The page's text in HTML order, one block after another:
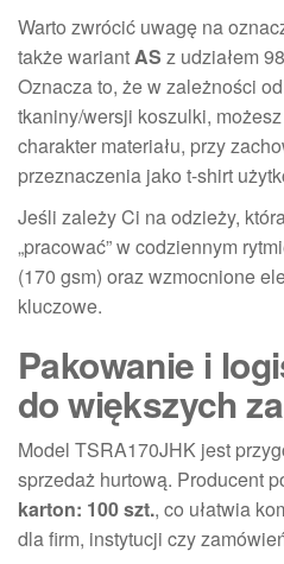
Warto zwrócić uwagę na
także wariantAS z udziałem
Oznacza to, że w zależności
tkaniny/wersji koszulki,
charakter materiału, przy
przeznaczenia jako t-shirt
Jeśli zależy Ci na odzieży,
„pracować” w codziennym
(170 gsm) oraz wzmocnione
kluczowe.
Pakowanie i
do większych
Model TSRA170JHK jest
sprzedaż hurtową. Producent
karton: 100 szt., co ułatwia
dla firm, instytucji czy